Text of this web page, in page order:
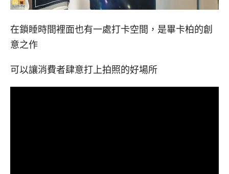
在鎖睡時間裡面也有一處打卡空間，是畢卡柏的創
意之作
可以讓消費者肆意打上拍照的好場所